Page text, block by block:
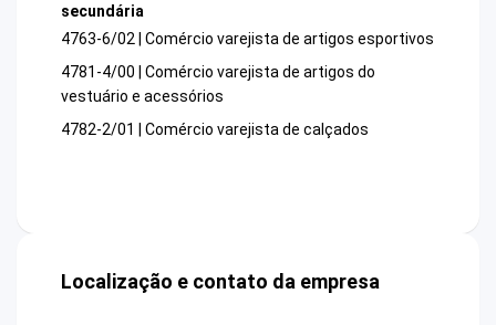
secundária
4763-6/02 | Comércio varejista de artigos esportivos
4781-4/00 | Comércio varejista de artigos do
vestuário e acessórios
4782-2/01 | Comércio varejista de calçados
Localização e contato da empresa